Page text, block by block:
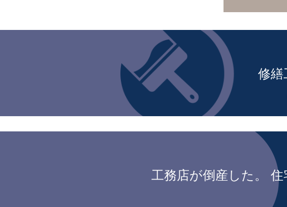
修繕
工務店が倒産した。